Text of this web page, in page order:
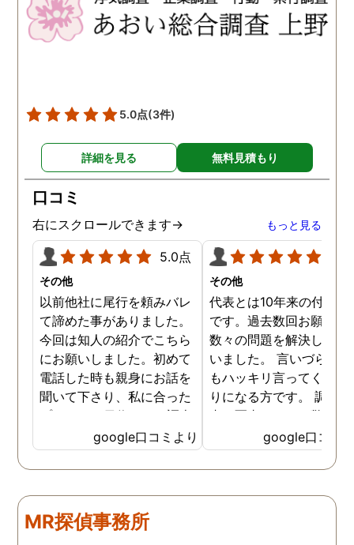
5.0点(3件)
詳細を見る 無料見積もり
口コミ
右にスクロールできます→ もっと見る
5.0点
その他
以前他社に尾行を頼みバレ
て諦めた事がありました。
今回は知人の紹介でこちら
にお願いしました。初めて
電話した時も親身にお話を
聞いて下さり、私に合った
プランで15日位かけて調査
してもらいました。 噂通り
調査も細かく、こんな所ま
でしっかり撮ってくれたん
拠で旦那と今後の話しが早
く進みそうです。また結果
google口コミより
その他
代表とは10年来の付き合
です。過去数回お願いし
数々の問題を解決しても
いました。 言いづらい
もハッキリ言ってくれて
りになる方です。 調査
書の写真もいつも驚かさ
てどうやって撮ったのか
くと面白い話し聞かせて
れますね。 問題がない
google口コミ
MR探偵事務所